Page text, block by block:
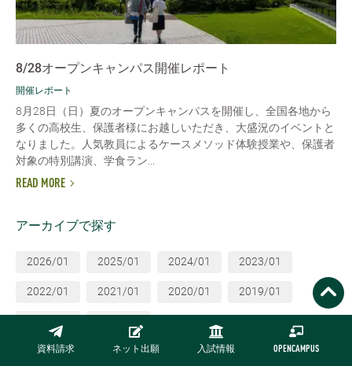
資料請求 ネット出願 入試情報 OPENCAMPUS
8/28オープンキャンパス開催レポート
開催レポート
8月28日（日）夏のオープンキャンパスを開催し、全国各地から
多くの高校生、保護者様にお越しいただき、大盛況のイベントと
なりました。人気教員によるケースメソッド体験授業や、保護者
対象の特別講演、学食ラン...
READ MORE
アーカイブで探す
2026/01 2025/01 2024/01 2023/01
2022/01 2021/01 2020/01 2019/01